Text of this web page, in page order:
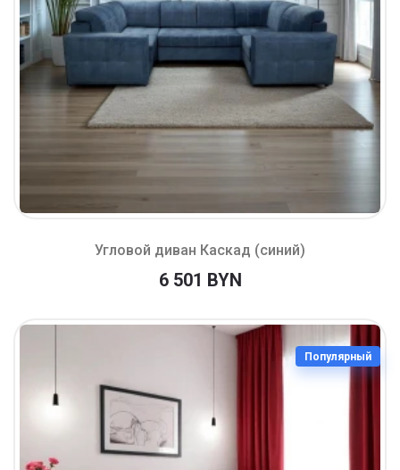
Угловой диван Каскад (синий)
6 501 BYN
Популярный